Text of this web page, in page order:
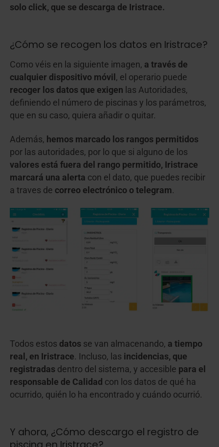
solo click, que se descarga de Iristrace.
¿Cómo se recogen los datos en Iristrace?
Como véis en la siguiente imagen, a través de
cualquier dispositivo móvil , el operario puede
recoger los datos que exigen las Autoridades,
definiendo el número de piscinas y los parámetros,
que en su caso, quiera añadir o quitar.
Además, hemos marcado los rangos permitidos
por las autoridades, por lo que si alguno de los
valores está fuera del rango permitido, Iristrace
marcará una alerta con el dato, que puedes recibir
a traves de correo electrónico o telegram.
Todos estos datos se van almacenando, a tiempo
real, en Iristrace. Incluso, las incidencias, que
registradas dentro del sistema, y accesible para el
responsable de Calidad con los datos de qué ha
ocurrido, quién lo ha encontrado y cuándo ocurrió.
Y ahora, ¿Cómo descargo el registro de